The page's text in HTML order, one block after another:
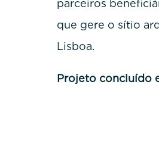
parceiros
que gere o sítio
Lisboa.
Projeto concluído